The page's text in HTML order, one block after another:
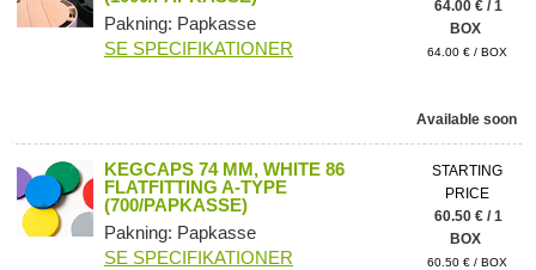
Pakning: Papkasse
SE SPECIFIKATIONER
64.00 € / 1
BOX
64.00 € / BOX
Available soon
KEGCAPS 74 MM, WHITE 86
FLATFITTING A-TYPE
(700/PAPKASSE)
Pakning: Papkasse
SE SPECIFIKATIONER
STARTING
PRICE
60.50 € / 1
BOX
60.50 € / BOX